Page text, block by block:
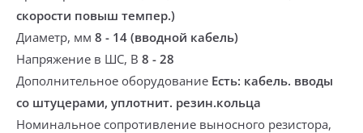
скорости повыш темпер.)
Диаметр, мм 8 - 14 (вводной кабель)
Напряжение в ШС, В 8 - 28
Дополнительное оборудование Есть: кабель. вводы
со штуцерами, уплотнит. резин.кольца
Номинальное сопротивление выносного резистора,